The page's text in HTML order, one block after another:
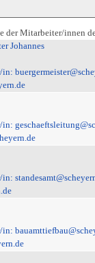
der Mitarbeiter/innen
Johannes